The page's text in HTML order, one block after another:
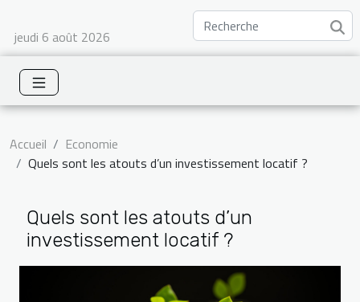
jeudi 6 août 2026
Accueil
Economie
Quels sont les atouts d’un investissement locatif ?
Quels sont les atouts d’un
investissement locatif ?